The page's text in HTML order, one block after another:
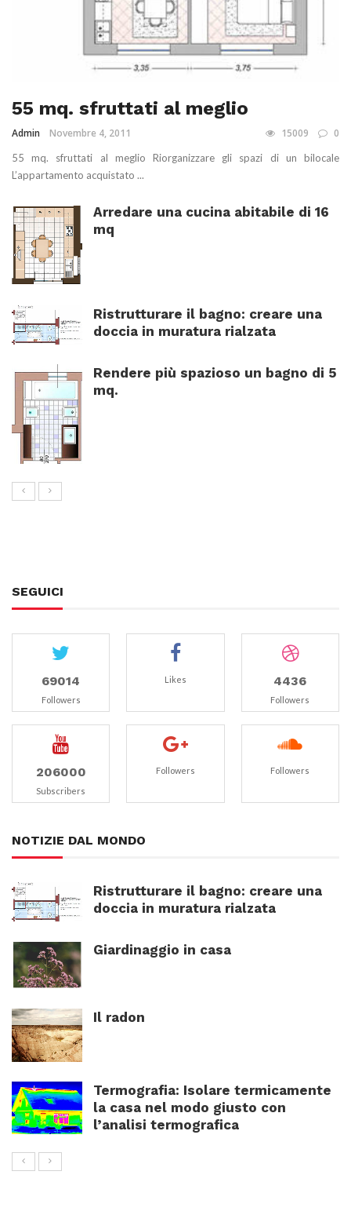
55 mq. sfruttati al meglio
Admin Novembre 4, 2011 15009 0
55 mq. sfruttati al meglio Riorganizzare gli spazi di un bilocale
L’appartamento acquistato ...
Arredare una cucina abitabile di 16
mq
Ristrutturare il bagno: creare una
doccia in muratura rialzata
Rendere più spazioso un bagno di 5
mq.
SEGUICI
69014
Followers
Likes 4436
Followers
206000
Subscribers
Followers Followers
NOTIZIE DAL MONDO
Ristrutturare il bagno: creare una
doccia in muratura rialzata
Giardinaggio in casa
Il radon
Termografia: Isolare termicamente
la casa nel modo giusto con
l’analisi termografica